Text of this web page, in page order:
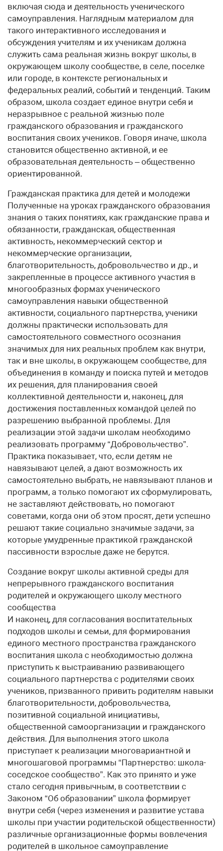
включая сюда и деятельность ученического
самоуправления. Наглядным материалом для
такого интерактивного исследования и
обсуждения учителям и их ученикам должна
служить сама реальная жизнь вокруг школы, в
окружающем школу сообществе, в селе, поселке
или городе, в контексте региональных и
федеральных реалий, событий и тенденций. Таким
образом, школа создает единое внутри себя и
неразрывное с реальной жизнью поле
гражданского образования и гражданского
воспитания своих учеников. Говоря иначе, школа
становится общественно активной, и ее
образовательная деятельность – общественно
ориентированной.
Гражданская практика для детей и молодежи
Полученные на уроках гражданского образования
знания о таких понятиях, как гражданские права и
обязанности, гражданская, общественная
активность, некоммерческий сектор и
некоммерческие организации,
благотворительность, добровольчество и др., и
закрепленные в процессе активного участия в
многообразных формах ученического
самоуправления навыки общественной
активности, социального партнерства, ученики
должны практически использовать для
самостоятельного совместного осознания
значимых для них реальных проблем как внутри,
так и вне школы, в окружающем сообществе, для
объединения в команду и поиска путей и методов
их решения, для планирования своей
коллективной деятельности и, наконец, для
достижения поставленных командой целей по
разрешению выбранной проблемы. Для
реализации этой задачи школам необходимо
реализовать программу “Добровольчество”.
Практика показывает, что, если детям не
навязывают целей, а дают возможность их
самостоятельно выбрать, не навязывают планов и
программ, а только помогают их сформулировать,
не заставляют действовать, но помогают
советами, когда они об этом просят, дети успешно
решают такие социально значимые задачи, за
которые умудренные практикой гражданской
пассивности взрослые даже не берутся.
Создание вокруг школы активной среды для
непрерывного гражданского воспитания
родителей и окружающего школу местного
сообщества
И наконец, для согласования воспитательных
подходов школы и семьи, для формирования
единого местного пространства гражданского
воспитания школа с необходимостью должна
приступить к выстраиванию развивающего
социального партнерства с родителями своих
учеников, призванного привить родителям навыки
благотворительности, добровольчества,
позитивной социальной инициативы,
общественной самоорганизации и гражданского
действия. Для выполнения этого школа
приступает к реализации многовариантной и
многошаговой программы “Партнерство: школа-
соседское сообщество”. Как это принято и уже
стало сегодня привычным, в соответствии с
Законом “Об образовании” школа формирует
внутри себя (через изменения и развитие устава
школы при участии родительской общественности)
различные организационные формы вовлечения
родителей в школьное самоуправление